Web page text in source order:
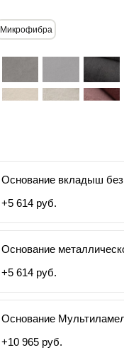
Микрофибра
Основание вкладыш без
+5 614 руб.
Основание
+5 614 руб.
Основание
+10 965 руб.